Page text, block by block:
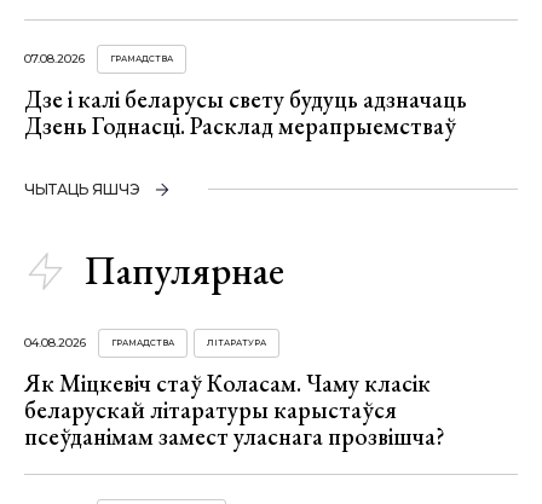
07.08.2026 ГРАМАДСТВА
Дзе і калі беларусы свету будуць адзначаць
Дзень Годнасці. Расклад мерапрыемстваў
ЧЫТАЦЬ ЯШЧЭ
Папулярнае
04.08.2026 ГРАМАДСТВА ЛІТАРАТУРА
Як Міцкевіч стаў Коласам. Чаму класік
беларускай літаратуры карыстаўся
псеўданімам замест уласнага прозвішча?